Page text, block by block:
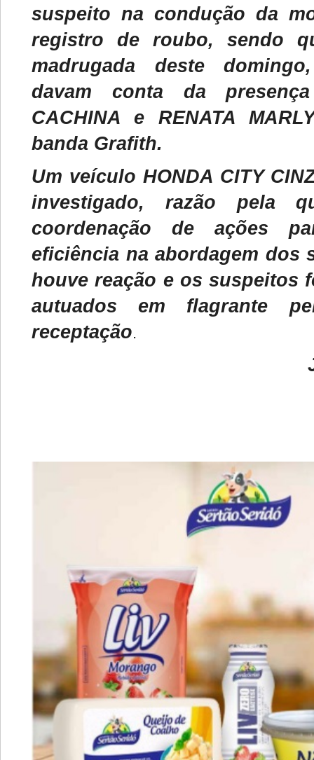
suspeito na condução da
registro de roubo, sendo
madrugada deste
davam conta da
CACHINA e RENATA
banda Grafith.
Um veículo HONDA CITY
investigado, razão pela
coordenação de ações
eficiência na abordagem dos
houve reação e os suspeitos
autuados em flagrante
receptação.